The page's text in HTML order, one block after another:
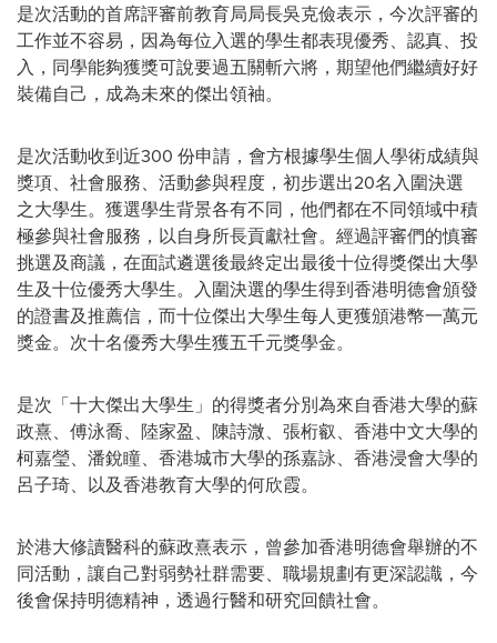
是次活動的首席評審前教育局局長吳克儉表示，今次評審的
工作並不容易，因為每位入選的學生都表現優秀、認真、投
入，同學能夠獲獎可說要過五關斬六將，期望他們繼續好好
裝備自己，成為未來的傑出領袖。
是次活動收到近300 份申請，會方根據學生個人學術成績與
獎項、社會服務、活動參與程度，初步選出20名入圍決選
之大學生。獲選學生背景各有不同，他們都在不同領域中積
極參與社會服務，以自身所長貢獻社會。經過評審們的慎審
挑選及商議，在面試遴選後最終定出最後十位得獎傑出大學
生及十位優秀大學生。入圍決選的學生得到香港明德會頒發
的證書及推薦信，而十位傑出大學生每人更獲頒港幣一萬元
獎金。次十名優秀大學生獲五千元獎學金。
是次「十大傑出大學生」的得獎者分別為來自香港大學的蘇
政熹、傅泳喬、陸家盈、陳詩溦、張桁叡、香港中文大學的
柯嘉瑩、潘銳瞳、香港城市大學的孫嘉詠、香港浸會大學的
呂子琦、以及香港教育大學的何欣霞。
於港大修讀醫科的蘇政熹表示，曾參加香港明德會舉辦的不
同活動，讓自己對弱勢社群需要、職場規劃有更深認識，今
後會保持明德精神，透過行醫和研究回饋社會。